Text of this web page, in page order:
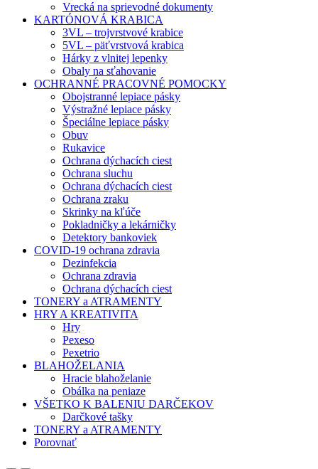
Vrecká na sprievodné dokumenty
KARTÓNOVÁ KRABICA
3VL – trojvrstvové krabice
5VL – päťvrstvová krabica
Hárky z vlnitej lepenky
Obaly na sťahovanie
OCHRANNÉ PRACOVNÉ POMOCKY
Obojstranné lepiace pásky
Výstražné lepiace pásky
Špeciálne lepiace pásky
Obuv
Rukavice
Ochrana dýchacích ciest
Ochrana sluchu
Ochrana dýchacích ciest
Ochrana zraku
Skrinky na kľúče
Pokladničky a lekárničky
Detektory bankoviek
COVID-19 ochrana zdravia
Dezinfekcia
Ochrana zdravia
Ochrana dýchacích ciest
TONERY a ATRAMENTY
HRY A KREATIVITA
Hry
Pexeso
Pexetrio
BLAHOŽELANIA
Hracie blahoželanie
Obálka na peniaze
VŠETKO K BALENIU DARČEKOV
Darčkové tašky
TONERY a ATRAMENTY
Porovnať